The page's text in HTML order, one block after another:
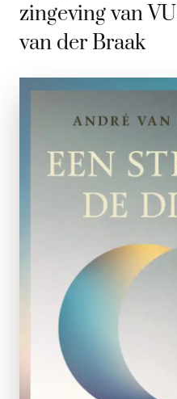
zingeving van
van der Braak